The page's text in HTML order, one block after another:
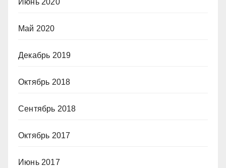
Май 2020
Декабрь 2019
Октябрь 2018
Сентябрь 2018
Октябрь 2017
Июнь 2017